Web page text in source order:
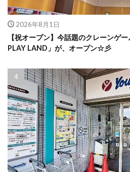
2026年8月1日
【祝オープン】今話題のクレーンゲ
PLAY LAND」が、オープン☆彡